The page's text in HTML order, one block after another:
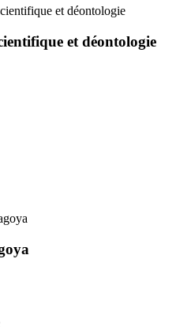
et déontologie
et déontologie